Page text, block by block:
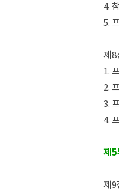
4.
5.
제8
1.
2.
3.
4.
제5
제9